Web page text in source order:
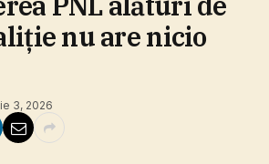
nu are nicio
3, 2026